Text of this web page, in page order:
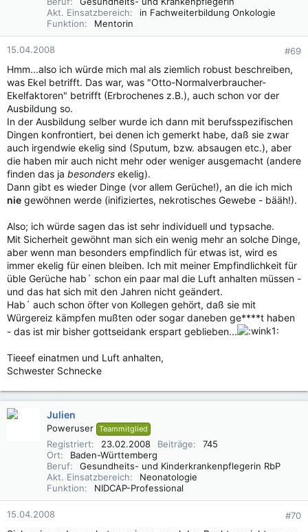
Akt. Einsatzbereich
in Fachweiterbildung Onkologie
Funktion
Mentorin
15.04.2008 #69
Hmm...also ich würde mich mal als ziemlich robust beschreiben,
was Ekel betrifft. Das war, was "Otto-Normalverbraucher-
Ekelfaktoren" betrifft (Erbrochenes z.B.), auch schon vor der
Ausbildung so.
In der Ausbildung selber wurde ich dann mit berufsspezifischen
Dingen konfrontiert, bei denen ich gemerkt habe, daß sie zwar
auch irgendwie ekelig sind (Sputum, bzw. absaugen etc.), aber
die haben mir auch nicht mehr oder weniger ausgemacht (andere
finden das ja besonders ekelig).
Dann gibt es wieder Dinge (vor allem Gerüche!), an die ich mich
nie gewöhnen werde (inifiziertes, nekrotisches Gewebe - bääh!).
Also; ich würde sagen das ist sehr individuell und typsache.
Mit Sicherheit gewöhnt man sich ein wenig mehr an solche Dinge,
aber wenn man besonders empfindlich für etwas ist, wird es
immer ekelig für einen bleiben. Ich mit meiner Empfindlichkeit für
üble Gerüche hab´ schon ein paar mal die Luft anhalten müssen -
und das hat sich mit den Jahren nicht geändert.
Hab´ auch schon öfter von Kollegen gehört, daß sie mit
Würgereiz kämpfen mußten oder sogar daneben ge****t haben
- das ist mir bisher gottseidank erspart geblieben...
Tieeef einatmen und Luft anhalten,
Schwester Schnecke
Julien
Poweruser Teammitglied
Registriert 23.02.2008 Beiträge
745
Ort
Baden-Württemberg
Beruf
Gesundheits- und Kinderkrankenpflegerin RbP
Akt. Einsatzbereich
Neonatologie
Funktion
NIDCAP-Professional
15.04.2008 #70